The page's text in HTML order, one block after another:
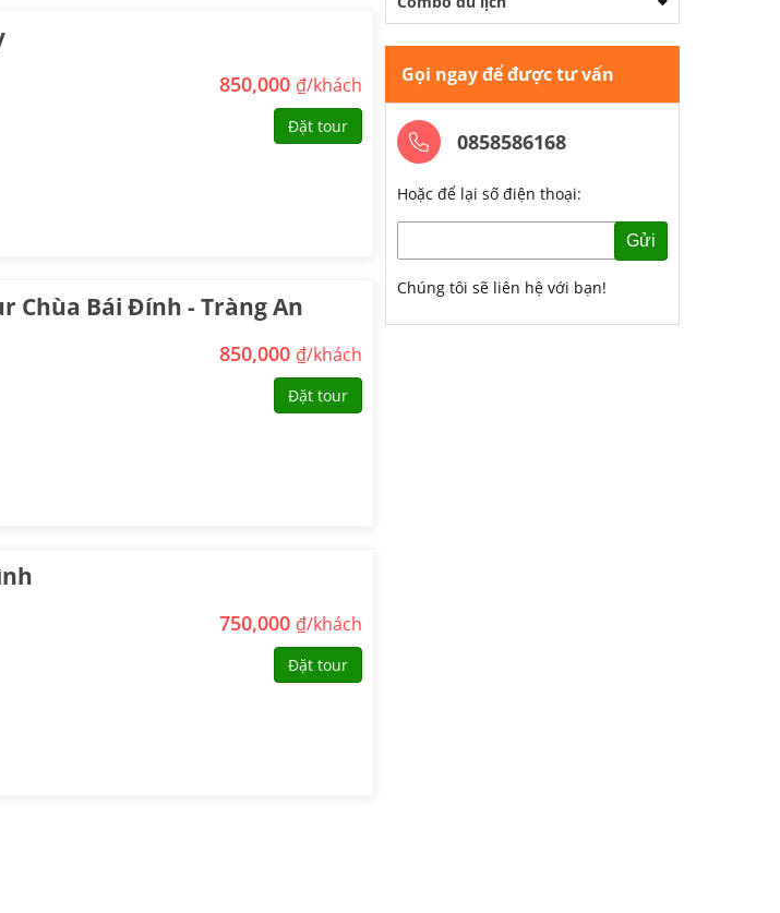
850,000 ₫/khách
Đặt tour
Chùa Bái Đính - Tràng An
850,000 ₫/khách
Đặt tour
750,000 ₫/khách
Đặt tour
Gọi ngay để được tư vấn
0858586168
Hoặc để lại số điện thoại:
Gửi
Chúng tôi sẽ liên hệ với bạn!